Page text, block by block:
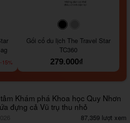
-15%
#000000
Gối cổ du lịch The Travel Star
TC360
279.000₫
Khám phá Khoa học Quy Nhơn
đựng cả Vũ trụ thu nhỏ
87,359 lượt xem